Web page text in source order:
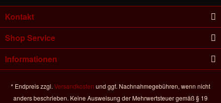
Kontakt
Shop Service
Informationen
* Endpreis zzgl. Versandkosten und ggf. Nachnahmegebühren, wenn nicht
anders beschrieben. Keine Ausweisung der Mehrwertsteuer gemäß § 19